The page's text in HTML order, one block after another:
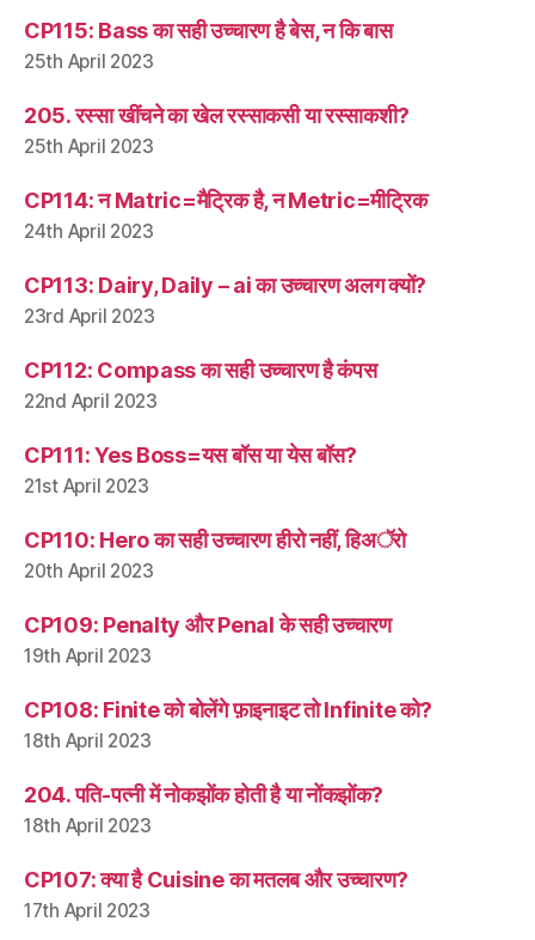
CP115: Bass का सही उच्चारण है बेस, न कि बास
25th April 2023
205. रस्सा खींचने का खेल रस्साकसी या रस्साकशी?
25th April 2023
CP114: न Matric=मैट्रिक है, न Metric=मीट्रिक
24th April 2023
CP113: Dairy, Daily – ai का उच्चारण अलग क्यों?
23rd April 2023
CP112: Compass का सही उच्चारण है कंपस
22nd April 2023
CP111: Yes Boss=यस बॉस या येस बॉस?
21st April 2023
CP110: Hero का सही उच्चारण हीरो नहीं, हिअॅरो
20th April 2023
CP109: Penalty और Penal के सही उच्चारण
19th April 2023
CP108: Finite को बोलेंगे फ़ाइनाइट तो Infinite को?
18th April 2023
204. पति-पत्नी में नोकझोंक होती है या नोंकझोंक?
18th April 2023
CP107: क्या है Cuisine का मतलब और उच्चारण?
17th April 2023